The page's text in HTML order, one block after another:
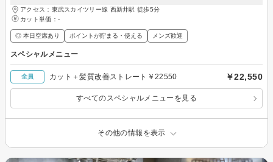
アクセス：東武スカイツリー線 西新井駅 徒歩5分
カット単価： -
◎ 本日空席あり ポイントが貯まる・使える メンズ歓迎
スペシャルメニュー
全員 カット＋髪質改善ストレート￥22550 ￥22,550
すべてのスペシャルメニューを見る
その他の情報を表示